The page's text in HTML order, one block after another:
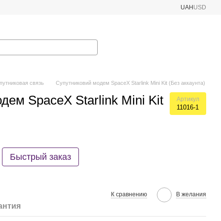
UAH USD
связь Супутниковий модем SpaceX Starlink Mini Kit (Без аккаунта)
SpaceX Starlink Mini Kit
Артикул
11016-1
Быстрый заказ
К сравнению В желания